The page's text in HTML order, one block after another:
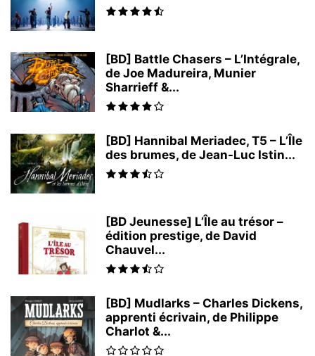
[BD] Battle Chasers – L’Intégrale,
de Joe Madureira, Munier
Sharrieff &...
[BD] Hannibal Meriadec, T5 – L’Île
des brumes, de Jean-Luc Istin...
[BD Jeunesse] L’Île au trésor –
édition prestige, de David
Chauvel...
[BD] Mudlarks – Charles Dickens,
apprenti écrivain, de Philippe
Charlot &...